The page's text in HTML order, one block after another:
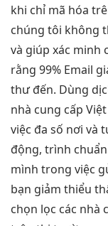
khi chỉ mã hóa
chúng tôi không
và giúp xác minh
rằng 99% Email
thư đến. Dùng
nhà cung cấp
việc đa số nơi và
động, trình chuẩn
mình trong việc
bạn giảm thiểu
chọn lọc các nhà